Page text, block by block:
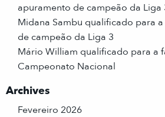
apuramento de campeão da Liga
Midana Sambu qualificado para
de campeão da Liga 3
Mário William qualificado para a
Campeonato Nacional
Archives
Fevereiro 2026